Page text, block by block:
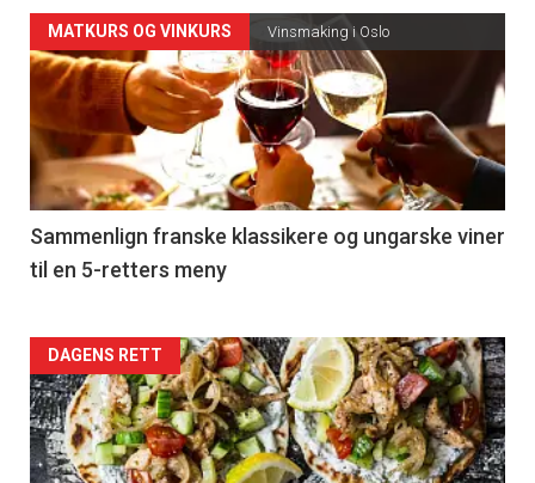
Forsiden
akkurat
nå
-
5
MATKURS OG VINKURS Vinsmaking i Oslo
Sammenlign franske klassikere og ungarske viner
til en 5-retters meny
Forsiden
akkurat
nå
DAGENS RETT